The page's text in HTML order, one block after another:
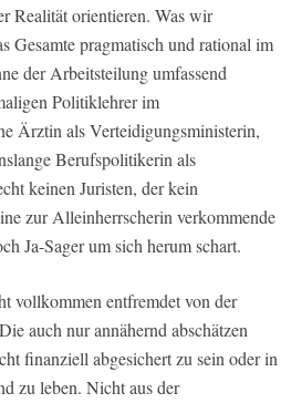
Realität orientieren. Was wir
Gesamte pragmatisch und rational im
der Arbeitsteilung umfassend
Politiklehrer im
Ärztin als Verteidigungsministerin,
Berufspolitikerin als
keinen Juristen, der kein
zur Alleinherrscherin verkommende
Ja-Sager um sich herum schart.
vollkommen entfremdet von der
auch nur annähernd abschätzen
finanziell abgesichert zu sein oder in
zu leben. Nicht aus der